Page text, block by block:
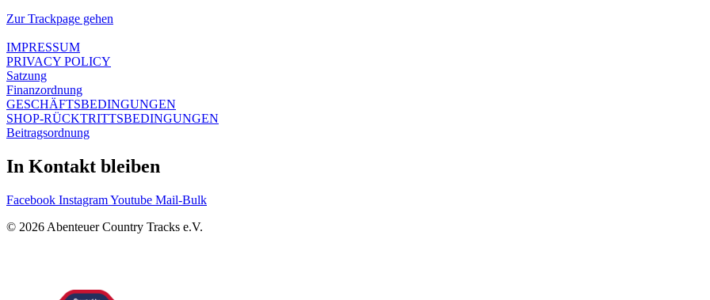
Zur Trackpage gehen
IMPRESSUM
PRIVACY POLICY
Satzung
Finanzordnung
GESCHÄFTSBEDINGUNGEN
SHOP-RÜCKTRITTSBEDINGUNGEN
Beitragsordnung
In Kontakt bleiben
Facebook InstagramYoutube Mail-Bulk
© 2026 Abenteuer Country Tracks e.V.